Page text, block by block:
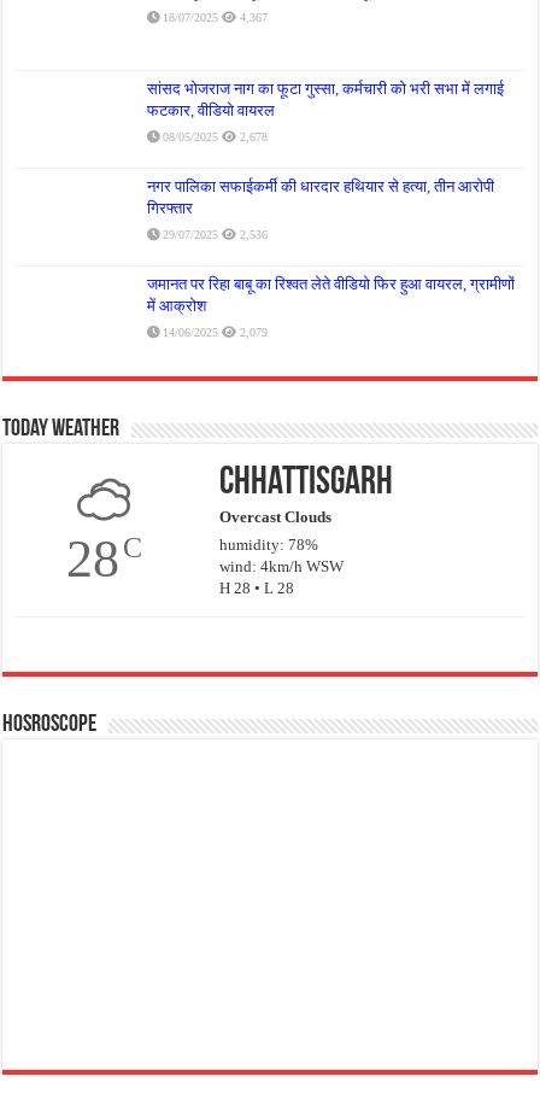
18/07/2025 4,367
सांसद भोजराज नाग का फूटा गुस्सा, कर्मचारी को भरी सभा में लगाई
फटकार, वीडियो वायरल
08/05/2025 2,678
नगर पालिका सफाईकर्मी की धारदार हथियार से हत्या, तीन आरोपी
गिरफ्तार
29/07/2025 2,536
जमानत पर रिहा बाबू का रिश्वत लेते वीडियो फिर हुआ वायरल, ग्रामीणों
में आक्रोश
14/06/2025 2,079
Today Weather
28C
Chhattisgarh
Overcast Clouds
humidity: 78%
wind: 4km/h WSW
H 28 • L 28
Hosroscope